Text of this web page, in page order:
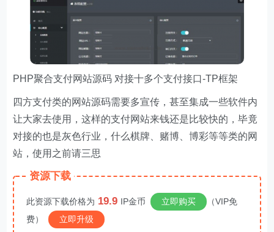
PHP聚合支付网站源码 对接十多个支付接口-TP框架
四方支付类的网站源码需要多宣传，甚至集成一些软件内
让大家去使用，这样的支付网站来钱还是比较快的，毕竟
对接的也是灰色行业，什么棋牌、赌博、博彩等等类的网
站，使用之前请三思
资源下载
此资源下载价格为 19.9 IP金币 立即购买
（VIP免
费）
立即升级